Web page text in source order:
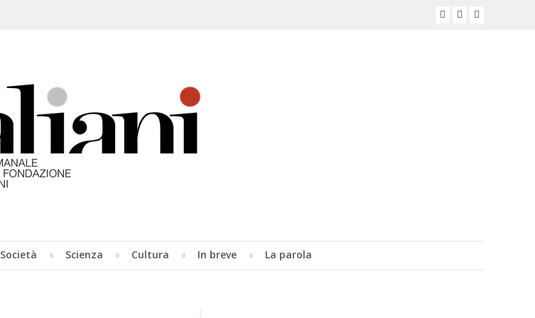
Società Scienza Cultura In breve La parola